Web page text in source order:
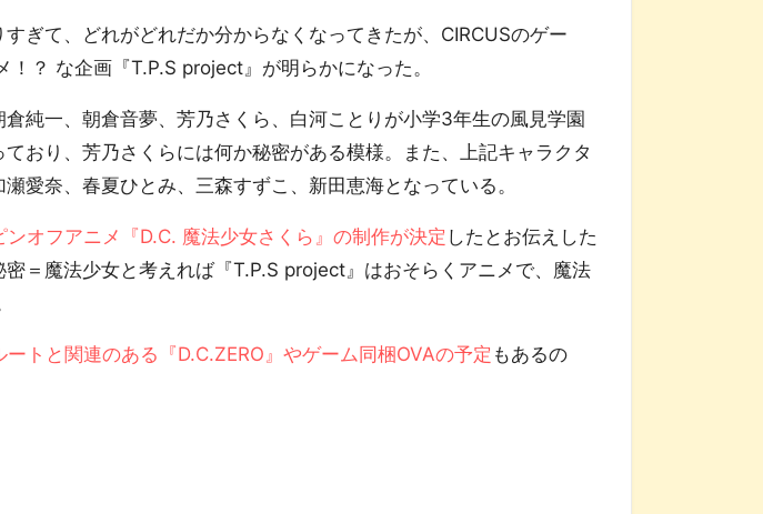
ぎて、どれがどれだか分からなくなってきたが、CIRCUSのゲー
！？ な企画『T.P.S project』が明らかになった。
純一、朝倉音夢、芳乃さくら、白河ことりが小学3年生の風見学園
おり、芳乃さくらには何か秘密がある模様。また、上記キャラクタ
愛奈、春夏ひとみ、三森すずこ、新田恵海となっている。
オフアニメ『D.C. 魔法少女さくら』の制作が決定 したとお伝えした
＝魔法少女と考えれば『T.P.S project』はおそらくアニメで、魔法
ートと関連のある『D.C.ZERO』やゲーム同梱OVAの予定 もあるの